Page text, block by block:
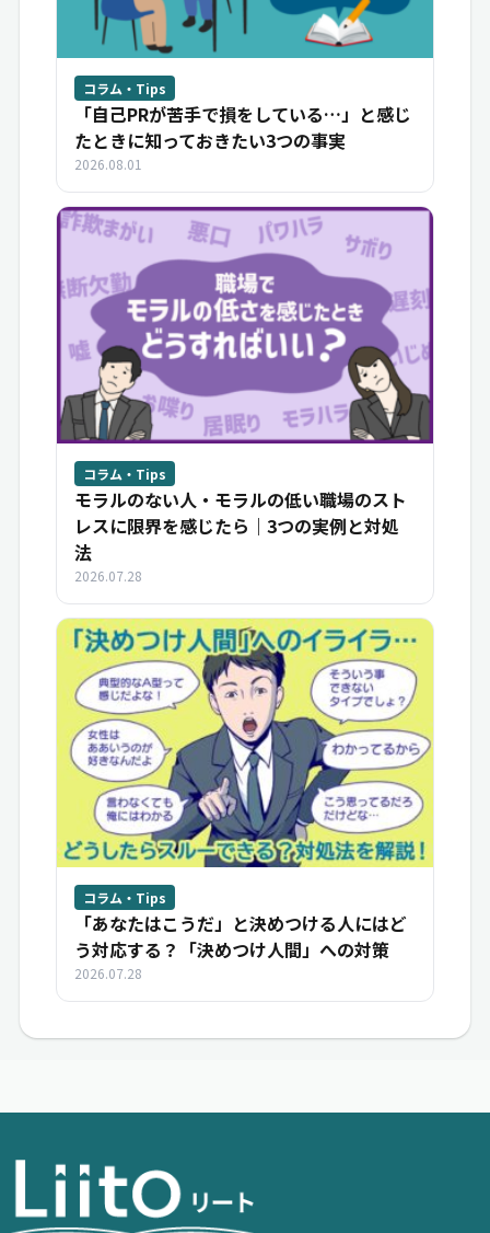
コラム・Tips
「自己PRが苦手で損をしている…」と感じ
たときに知っておきたい3つの事実
2026.08.01
コラム・Tips
モラルのない人・モラルの低い職場のスト
レスに限界を感じたら｜3つの実例と対処
法
2026.07.28
コラム・Tips
「あなたはこうだ」と決めつける人にはど
う対応する？「決めつけ人間」への対策
2026.07.28